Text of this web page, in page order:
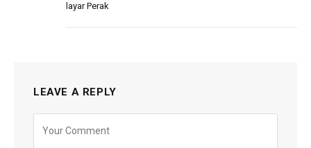
layar Perak
LEAVE A REPLY